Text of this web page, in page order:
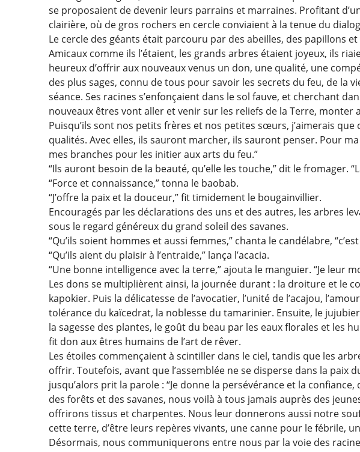
se proposaient de devenir leurs parrains et marraines. Profitant
clairière, où de gros rochers en cercle conviaient à la tenue du
Le cercle des géants était parcouru par des abeilles, des papillons
Amicaux comme ils l’étaient, les grands arbres étaient joyeux, ils
heureux d’offrir aux nouveaux venus un don, une qualité, une
des plus sages, connu de tous pour savoir les secrets du feu, de la
séance. Ses racines s’enfonçaient dans le sol fauve, et cherchant
nouveaux êtres vont aller et venir sur les reliefs de la Terre,
Puisqu’ils sont nos petits frères et nos petites sœurs, j’aimerais
qualités. Avec elles, ils sauront marcher, ils sauront penser. Pour
mes branches pour les initier aux arts du feu.”
“Ils auront besoin de la beauté, qu’elle les touche,” dit le fromager.
“Force et connaissance,” tonna le baobab.
“J’offre la paix et la douceur,” fit timidement le bougainvillier.
Encouragés par les déclarations des uns et des autres, les arbres
sous le regard généreux du grand soleil des savanes.
“Qu’ils soient hommes et aussi femmes,” chanta le candélabre,
“Qu’ils aient du plaisir à l’entraide,” lança l’acacia.
“Une bonne intelligence avec la terre,” ajouta le manguier. “Je leur
Les dons se multiplièrent ainsi, la journée durant : la droiture et le
kapokier. Puis la délicatesse de l’avocatier, l’unité de l’acajou,
tolérance du kaïcedrat, la noblesse du tamarinier. Ensuite, le
la sagesse des plantes, le goût du beau par les eaux florales et les
fit don aux êtres humains de l’art de rêver.
Les étoiles commençaient à scintiller dans le ciel, tandis que les
offrir. Toutefois, avant que l’assemblée ne se disperse dans la
jusqu’alors prit la parole : “Je donne la persévérance et la
des forêts et des savanes, nous voilà à tous jamais auprès des
offrirons tissus et charpentes. Nous leur donnerons aussi notre
cette terre, d’être leurs repères vivants, une canne pour le fébrile,
Désormais, nous communiquerons entre nous par la voie des